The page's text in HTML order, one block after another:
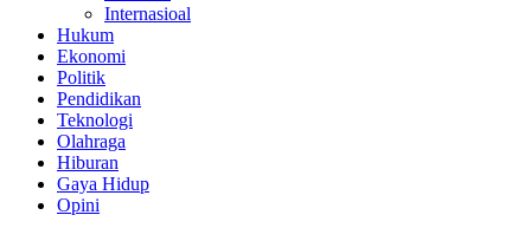
Internasioal
Hukum
Ekonomi
Politik
Pendidikan
Teknologi
Olahraga
Hiburan
Gaya Hidup
Opini